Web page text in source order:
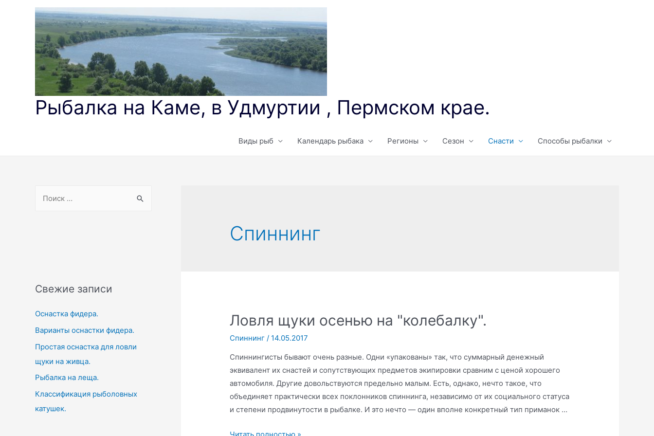
содержимому
Рыбалка на Каме, в Удмуртии , Пермском крае.
Виды рыб Календарь рыбака Регионы Сезон Снасти Способы рыбалки
o
r
Свежие записи
Оснастка фидера.
Варианты оснастки фидера.
Простая оснастка для ловли
щуки на живца.
Рыбалка на леща.
Классификация рыболовных
катушек.
Спиннинг
Ловля щуки осенью на "колебалку".
Спиннинг / 14.05.2017
Спиннингисты бывают очень разные. Одни «упакованы» так, что суммарный денежный
эквивалент их снастей и сопутствующих предметов экипировки сравним с ценой хорошего
автомобиля. Другие довольствуются предельно малым. Есть, однако, нечто такое, что
объединяет практически всех поклонников спиннинга, независимо от их социального статуса
и степени продвинутости в рыбалке. И это нечто — один вполне конкретный тип приманок …
Ловля